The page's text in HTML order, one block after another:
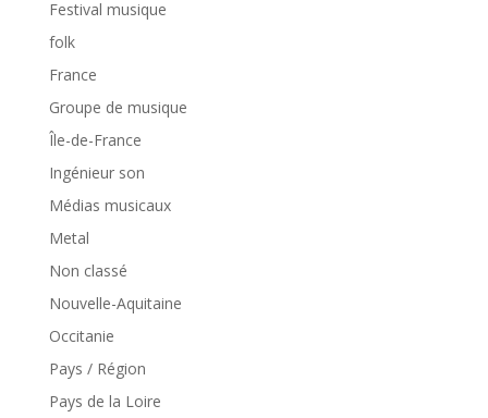
Festival musique
folk
France
Groupe de musique
Île-de-France
Ingénieur son
Médias musicaux
Metal
Non classé
Nouvelle-Aquitaine
Occitanie
Pays / Région
Pays de la Loire